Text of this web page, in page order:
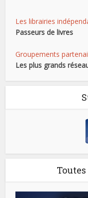
Les librairies
Passeurs de livres
Groupements
Les plus grands